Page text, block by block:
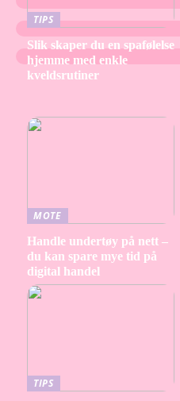
TIPS
Slik skaper du en spafølelse
hjemme med enkle
kveldsrutiner
MOTE
Handle undertøy på nett –
du kan spare mye tid på
digital handel
TIPS